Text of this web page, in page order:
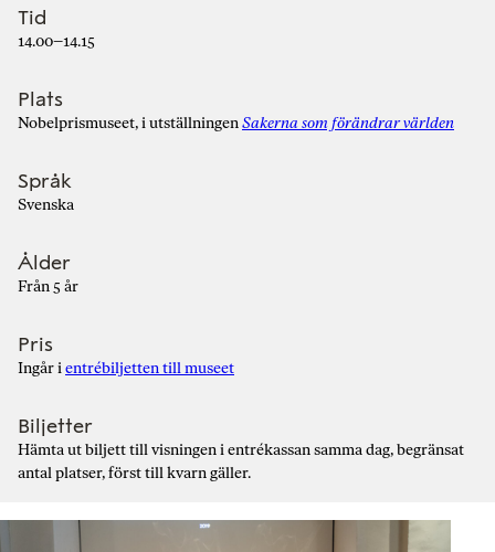
Tid
14.00–14.15
Plats
Nobelprismuseet, i utställningenSakerna som förändrar världen
Språk
Svenska
Ålder
Från 5 år
Pris
Ingår ientrébiljetten till museet
Biljetter
Hämta ut biljett till visningen i entrékassan samma dag, begränsat
antal platser, först till kvarn gäller.